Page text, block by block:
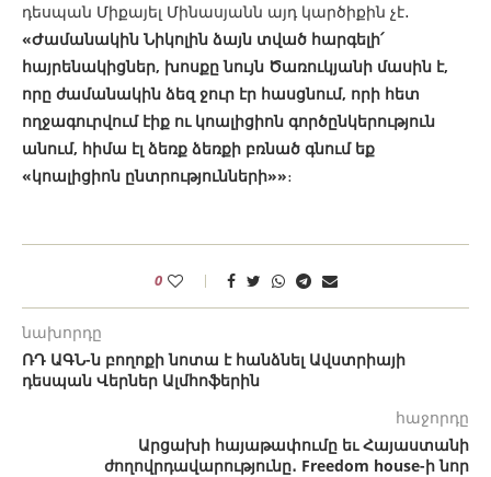
դեսպան Միքայել Մինասյանն այդ կարծիքին չէ․
«Ժամանակին Նիկոլին ձայն տված հարգելի՛
հայրենակիցներ, խոսքը նույն Ծառուկյանի մասին է,
որը ժամանակին ձեզ ջուր էր հասցնում, որի հետ
ողջագուրվում էիք ու կոալիցիոն գործընկերություն
անում, հիմա էլ ձեռք ձեռքի բռնած գնում եք
«կոալիցիոն ընտրությունների»»։
0
նախորդը
ՌԴ ԱԳՆ-ն բողոքի նոտա է հանձնել Ավստրիայի
դեսպան Վերներ Ալմհոֆերին
հաջորդը
Արցախի հայաթափումը եւ Հայաստանի
ժողովրդավարությունը․ Freedom house-ի նոր